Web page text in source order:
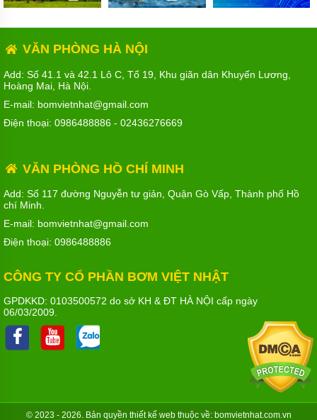
VĂN PHÒNG HÀ NỘI
Add: Số 41.1 và 42.1 Lô C, Tổ 19, Khu giãn dân Khuyến Lương,
Hoàng Mai, Hà Nội.
E-mail: bomvietnhat@gmail.com
Điện thoại: 0986488886 - 02436276669
VĂN PHÒNG HỒ CHÍ MINH
Add: Số 117 đường Nguyễn tư giản, Quận Gò Vấp, Thành phố Hồ
chí Minh.
E-mail: bomvietnhat@gmail.com
Điện thoại: 0986488886
CÔNG TY CỔ PHẦN BƠM VIỆT NHẬT
GPDKKD: 0103500572 do sở KH & ĐT HÀ NỘI cấp ngày
06/03/2009.
© 2023 - 2026. Bản quyền thiết kế webthuộc về: bomvietnhat.com.vn